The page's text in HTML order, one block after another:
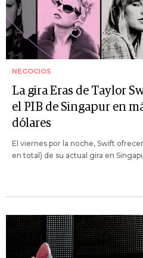
NEGOCIOS
La gira Eras de Taylor
el PIB de Singapur en
dólares
El viernes por la noche, Swift
en total) de su actual gira en